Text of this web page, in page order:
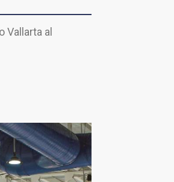
Vallarta al